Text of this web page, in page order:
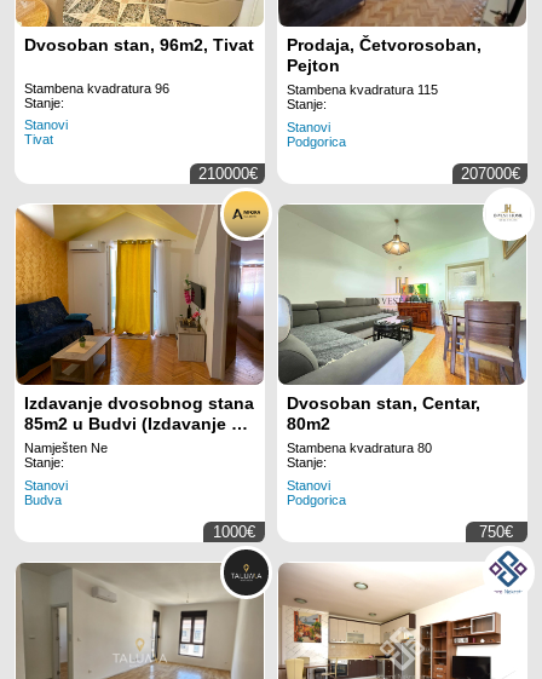
Dvosoban stan, 96m2, Tivat
Stambena kvadratura 96
Stanje:
Stanovi
Tivat
210000€
Prodaja, Četvorosoban,
Pejton
Stambena kvadratura 115
Stanje:
Stanovi
Podgorica
207000€
Izdavanje dvosobnog stana
85m2 u Budvi (Izdavanje na
duzi period)
Namješten Ne
Stanje:
Stanovi
Budva
1000€
Dvosoban stan, Centar,
80m2
Stambena kvadratura 80
Stanje:
Stanovi
Podgorica
750€